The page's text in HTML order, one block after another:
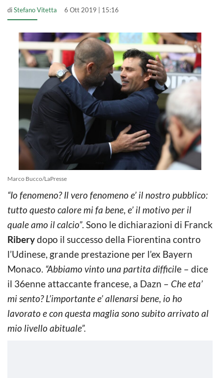
diStefano Vitetta 6 Ott 2019 | 15:16
Marco Bucco/LaPresse
“Io fenomeno? Il vero fenomeno e’ il nostro pubblico:
tutto questo calore mi fa bene, e’ il motivo per il
quale amo il calcio”. Sono le dichiarazioni di Franck
Riberydopo il successo della Fiorentina contro
l’Udinese, grande prestazione per l’ex Bayern
Monaco. “Abbiamo vinto una partita difficile – dice
il 36enne attaccante francese, a Dazn – Che eta’
mi sento? L’importante e’ allenarsi bene, io ho
lavorato e con questa maglia sono subito arrivato al
mio livello abituale”.